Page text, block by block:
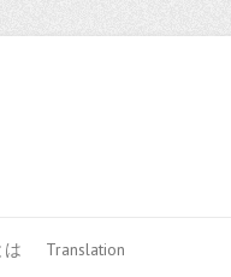
は Translation